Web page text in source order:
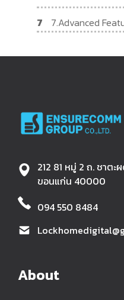
7 7.Advanced
212 81 หมู่ 2 ถ. ชาตะ
ขอนแก่น 40000
094 550 8484
About